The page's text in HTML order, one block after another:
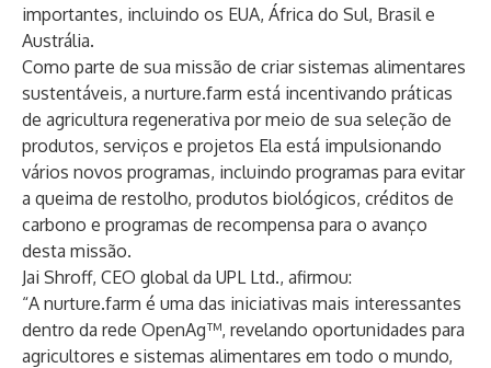
importantes, incluindo os EUA, África do Sul, Brasil e
Austrália.
Como parte de sua missão de criar sistemas alimentares
sustentáveis, a nurture.farm está incentivando práticas
de agricultura regenerativa por meio de sua seleção de
produtos, serviços e projetos Ela está impulsionando
vários novos programas, incluindo programas para evitar
a queima de restolho, produtos biológicos, créditos de
carbono e programas de recompensa para o avanço
desta missão.
Jai Shroff, CEO global da UPL Ltd., afirmou:
“A nurture.farm é uma das iniciativas mais interessantes
dentro da rede OpenAg™, revelando oportunidades para
agricultores e sistemas alimentares em todo o mundo,